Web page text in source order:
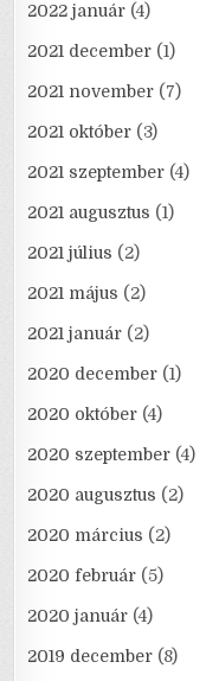
2022 január (4)
2021 december (1)
2021 november (7)
2021 október (3)
2021 szeptember (4)
2021 augusztus (1)
2021 július (2)
2021 május (2)
2021 január (2)
2020 december (1)
2020 október (4)
2020 szeptember (4)
2020 augusztus (2)
2020 március (2)
2020 február (5)
2020 január (4)
2019 december (8)